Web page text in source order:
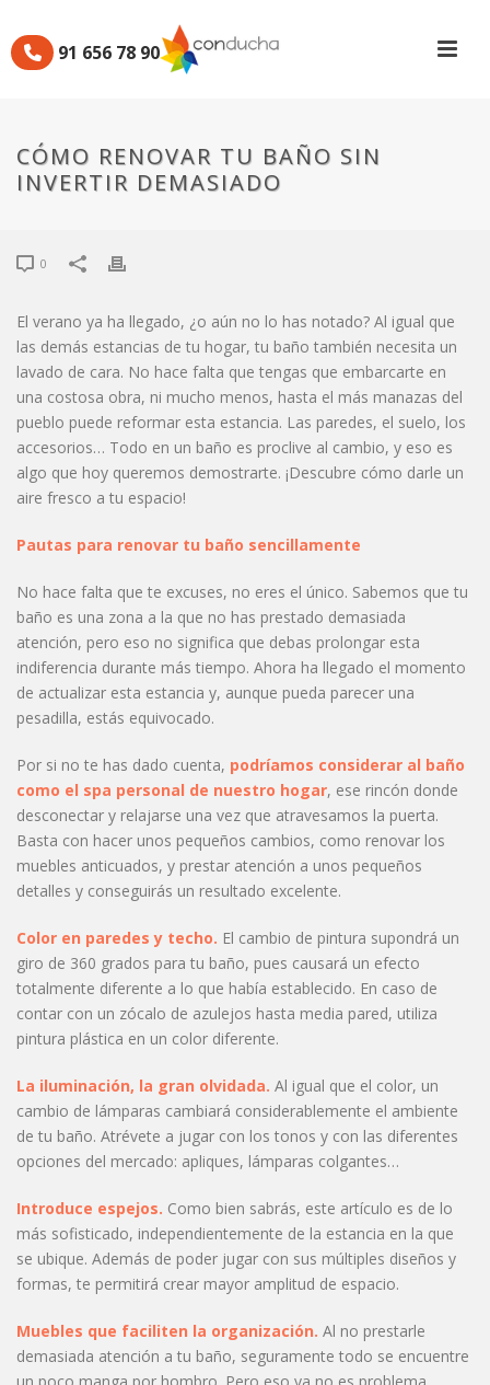
91 656 78 90
CÓMO RENOVAR TU BAÑO SIN
INVERTIR DEMASIADO
SIN INVERTIR DEMASIADO
Por Manuel Publicado21/06/2019
0
El verano ya ha llegado, ¿o aún no lo has notado? Al igual que
las demás estancias de tu hogar, tu baño también necesita un
lavado de cara. No hace falta que tengas que embarcarte en
una costosa obra, ni mucho menos, hasta el más manazas del
pueblo puede reformar esta estancia. Las paredes, el suelo, los
accesorios… Todo en un baño es proclive al cambio, y eso es
algo que hoy queremos demostrarte. ¡Descubre cómo darle un
aire fresco a tu espacio!
Pautas para renovar tu baño sencillamente
No hace falta que te excuses, no eres el único. Sabemos que tu
baño es una zona a la que no has prestado demasiada
atención, pero eso no significa que debas prolongar esta
indiferencia durante más tiempo. Ahora ha llegado el momento
de actualizar esta estancia y, aunque pueda parecer una
pesadilla, estás equivocado.
Por si no te has dado cuenta, podríamos considerar al baño
como el spa personal de nuestro hogar, ese rincón donde
desconectar y relajarse una vez que atravesamos la puerta.
Basta con hacer unos pequeños cambios, como renovar los
muebles anticuados, y prestar atención a unos pequeños
detalles y conseguirás un resultado excelente.
Color en paredes y techo. El cambio de pintura supondrá un
giro de 360 grados para tu baño, pues causará un efecto
totalmente diferente a lo que había establecido. En caso de
contar con un zócalo de azulejos hasta media pared, utiliza
pintura plástica en un color diferente.
La iluminación, la gran olvidada. Al igual que el color, un
cambio de lámparas cambiará considerablemente el ambiente
de tu baño. Atrévete a jugar con los tonos y con las diferentes
opciones del mercado: apliques, lámparas colgantes…
Introduce espejos. Como bien sabrás, este artículo es de lo
más sofisticado, independientemente de la estancia en la que
se ubique. Además de poder jugar con sus múltiples diseños y
formas, te permitirá crear mayor amplitud de espacio.
Muebles que faciliten la organización. Al no prestarle
demasiada atención a tu baño, seguramente todo se encuentre